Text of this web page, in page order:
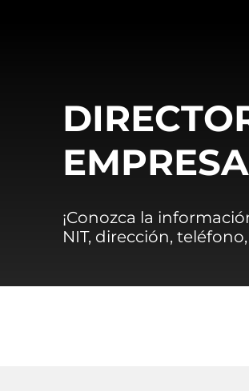
¡Conozca la
NIT, dirección,